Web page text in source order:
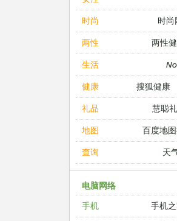
时尚 时尚
两性 两性
生活
健康 搜狐健康
礼品 慧聪
地图 百度地
查询 天
电脑网络
手机
手机